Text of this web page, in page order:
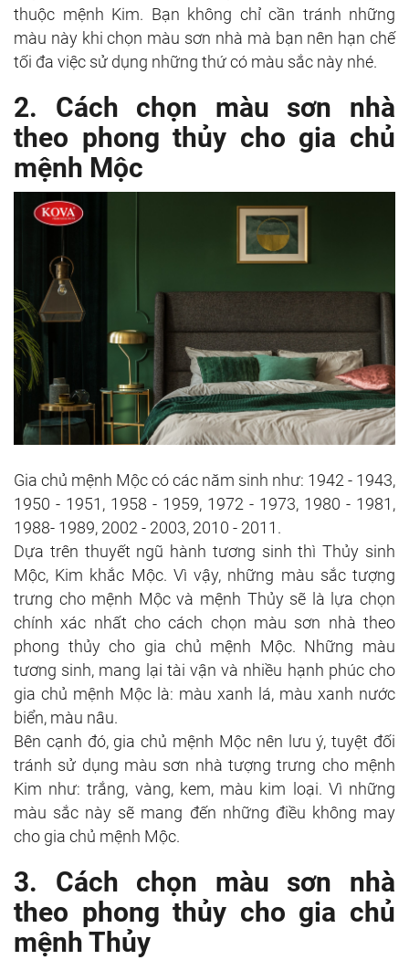
thuộc mệnh Kim. Bạn không chỉ cần tránh những
màu này khi chọn màu sơn nhà mà bạn nên hạn chế
tối đa việc sử dụng những thứ có màu sắc này nhé.
2. Cách chọn màu sơn nhà
theo phong thủy cho gia chủ
mệnh Mộc
Gia chủ mệnh Mộc có các năm sinh như: 1942 - 1943,
1950 - 1951, 1958 - 1959, 1972 - 1973, 1980 - 1981,
1988- 1989, 2002 - 2003, 2010 - 2011.
Dựa trên thuyết ngũ hành tương sinh thì Thủy sinh
Mộc, Kim khắc Mộc. Vì vậy, những màu sắc tượng
trưng cho mệnh Mộc và mệnh Thủy sẽ là lựa chọn
chính xác nhất cho cách chọn màu sơn nhà theo
phong thủy cho gia chủ mệnh Mộc. Những màu
tương sinh, mang lại tài vận và nhiều hạnh phúc cho
gia chủ mệnh Mộc là: màu xanh lá, màu xanh nước
biển, màu nâu.
Bên cạnh đó, gia chủ mệnh Mộc nên lưu ý, tuyệt đối
tránh sử dụng màu sơn nhà tượng trưng cho mệnh
Kim như: trắng, vàng, kem, màu kim loại. Vì những
màu sắc này sẽ mang đến những điều không may
cho gia chủ mệnh Mộc.
3. Cách chọn màu sơn nhà
theo phong thủy cho gia chủ
mệnh Thủy